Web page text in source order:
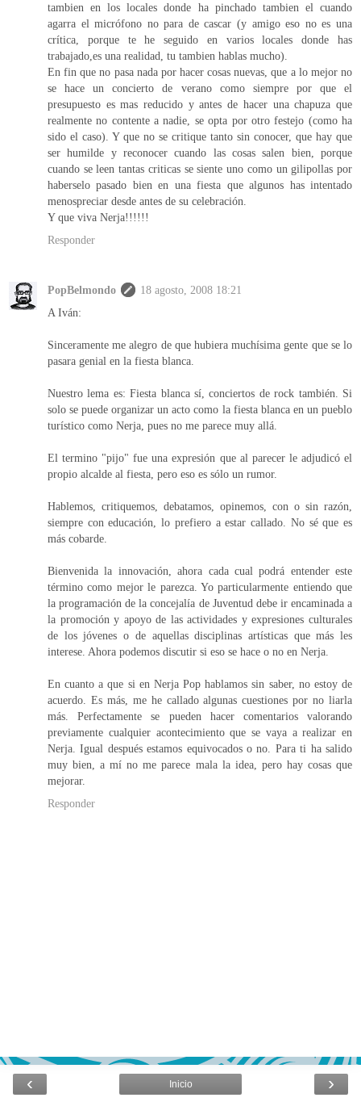
tambien en los locales donde ha pinchado tambien el cuando
agarra el micrófono no para de cascar (y amigo eso no es una
crítica, porque te he seguido en varios locales donde has
trabajado,es una realidad, tu tambien hablas mucho).
En fin que no pasa nada por hacer cosas nuevas, que a lo mejor no
se hace un concierto de verano como siempre por que el
presupuesto es mas reducido y antes de hacer una chapuza que
realmente no contente a nadie, se opta por otro festejo (como ha
sido el caso). Y que no se critique tanto sin conocer, que hay que
ser humilde y reconocer cuando las cosas salen bien, porque
cuando se leen tantas criticas se siente uno como un gilipollas por
haberselo pasado bien en una fiesta que algunos has intentado
menospreciar desde antes de su celebración.
Y que viva Nerja!!!!!!
Responder
PopBelmondo
18 agosto, 2008 18:21
A Iván:
Sinceramente me alegro de que hubiera muchísima gente que se lo
pasara genial en la fiesta blanca.
Nuestro lema es: Fiesta blanca sí, conciertos de rock también. Si
solo se puede organizar un acto como la fiesta blanca en un pueblo
turístico como Nerja, pues no me parece muy allá.
El termino "pijo" fue una expresión que al parecer le adjudicó el
propio alcalde al fiesta, pero eso es sólo un rumor.
Hablemos, critiquemos, debatamos, opinemos, con o sin razón,
siempre con educación, lo prefiero a estar callado. No sé que es
más cobarde.
Bienvenida la innovación, ahora cada cual podrá entender este
término como mejor le parezca. Yo particularmente entiendo que
la programación de la concejalía de Juventud debe ir encaminada a
la promoción y apoyo de las actividades y expresiones culturales
de los jóvenes o de aquellas disciplinas artísticas que más les
interese. Ahora podemos discutir si eso se hace o no en Nerja.
En cuanto a que si en Nerja Pop hablamos sin saber, no estoy de
acuerdo. Es más, me he callado algunas cuestiones por no liarla
más. Perfectamente se pueden hacer comentarios valorando
previamente cualquier acontecimiento que se vaya a realizar en
Nerja. Igual después estamos equivocados o no. Para ti ha salido
muy bien, a mí no me parece mala la idea, pero hay cosas que
mejorar.
Responder
‹ ›
Inicio